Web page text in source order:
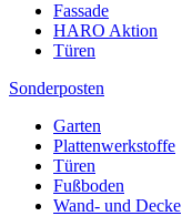
Fassade
HARO Aktion
Türen
Sonderposten
Garten
Plattenwerkstoffe
Türen
Fußboden
Wand- und Decke